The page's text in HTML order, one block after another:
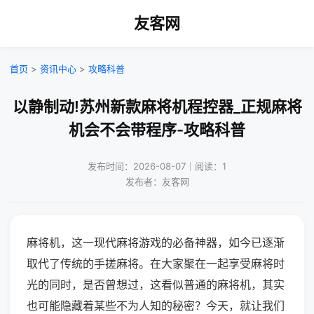
友客网
首页 > 资讯中心 > 攻略科普
以静制动!苏州新款麻将机程控器_正规麻将
机会不会带程序-攻略科普
发布时间：2026-08-07｜阅读：1
发布者：友客网
麻将机，这一现代麻将游戏的必备神器，如今已逐渐
取代了传统的手搓麻将。在大家聚在一起享受麻将时
光的同时，是否曾想过，这看似普通的麻将机，其实
也可能隐藏着某些不为人知的秘密？今天，就让我们